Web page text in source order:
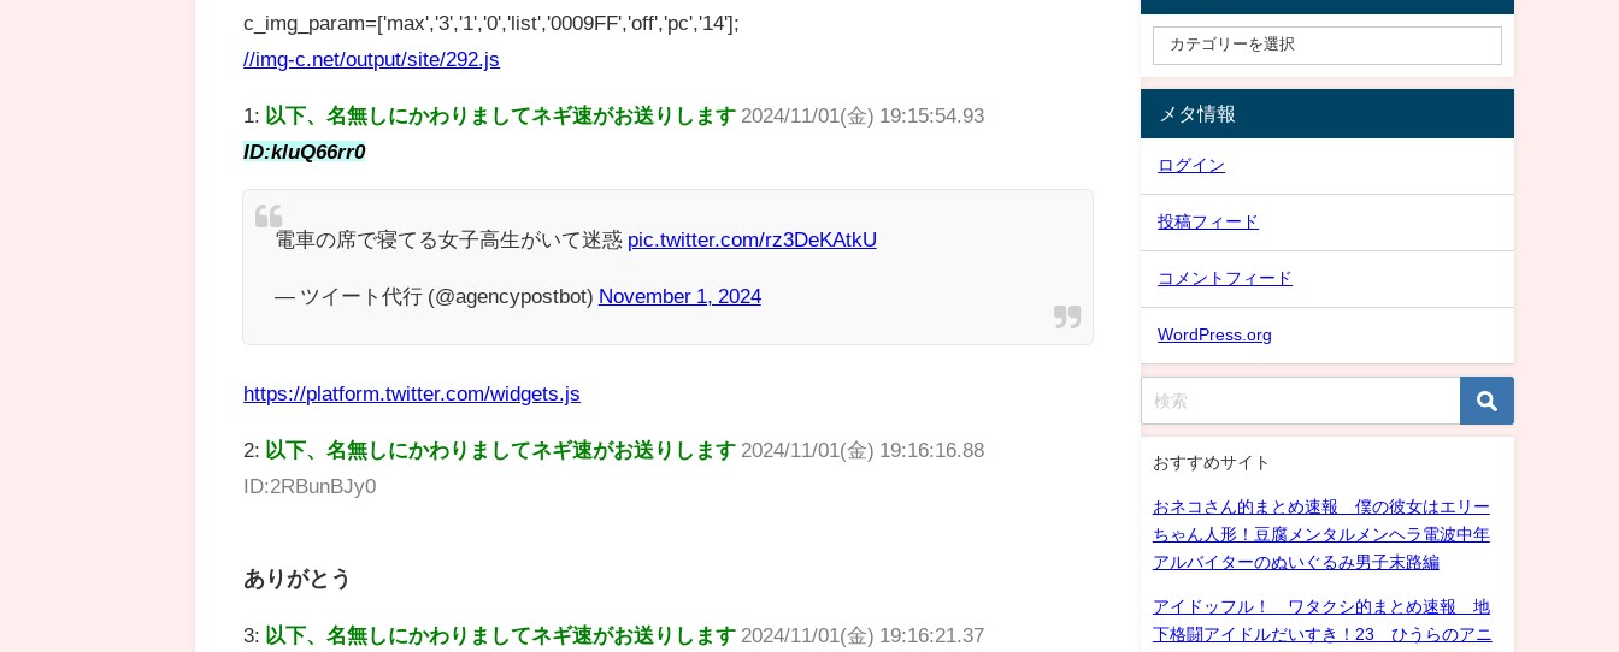
c_img_param=['max','3','1','0','list','0009FF','off','pc','14'];
//img-c.net/output/site/292.js
1: 以下、名無しにかわりましてネギ速がお送りします 2024/11/01(金) 19:15:54.93
ID:kluQ66rr0
電車の席で寝てる女子高生がいて迷惑 pic.twitter.com/rz3DeKAtkU
— ツイート代行 (@agencypostbot) November 1, 2024
https://platform.twitter.com/widgets.js
2: 以下、名無しにかわりましてネギ速がお送りします 2024/11/01(金) 19:16:16.88
ID:2RBunBJy0
ありがとう
3: 以下、名無しにかわりましてネギ速がお送りします 2024/11/01(金) 19:16:21.37
メタ情報
ログイン
投稿フィード
コメントフィード
WordPress.org
おすすめサイト
おネコさん的まとめ速報 僕の彼女はエリー
ちゃん人形！豆腐メンタルメンヘラ電波中年
アルバイターのぬいぐるみ男子末路編
アイドッフル！ ワタクシ的まとめ速報 地
下格闘アイドルだいすき！23 ひうらのアニ